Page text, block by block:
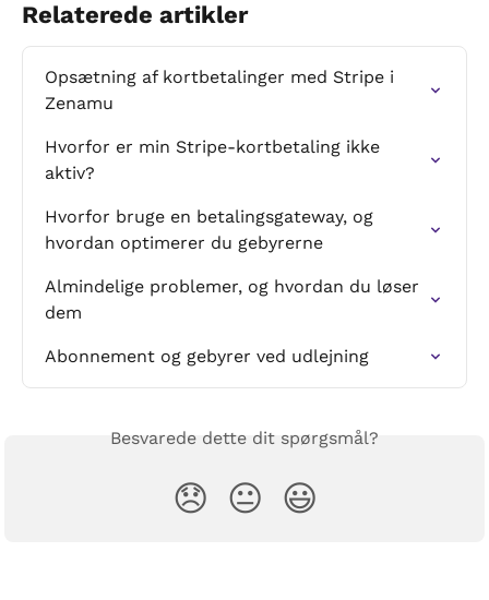
Relaterede artikler
Opsætning af kortbetalinger med Stripe i
Zenamu
Hvorfor er min Stripe-kortbetaling ikke
aktiv?
Hvorfor bruge en betalingsgateway, og
hvordan optimerer du gebyrerne
Almindelige problemer, og hvordan du løser
dem
Abonnement og gebyrer ved udlejning
Besvarede dette dit spørgsmål?
😞 😐 😃